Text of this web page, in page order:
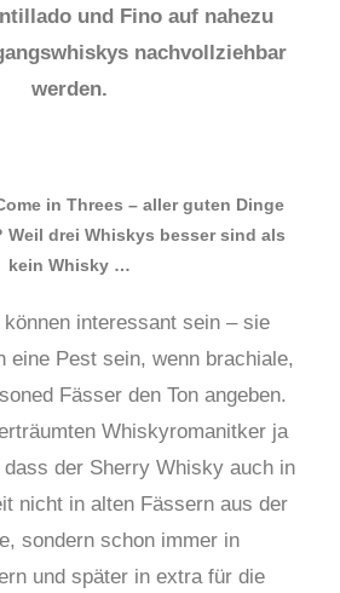
und Fino auf nahezu
nachvollziehbar
werden.
in Threes – aller guten Dinge
Weil drei Whiskys besser sind als
kein Whisky …
können interessant sein – sie
eine Pest sein, wenn brachiale,
Fässer den Ton angeben.
Whiskyromanitker ja
der Sherry Whisky auch in
nicht in alten Fässern aus der
sondern schon immer in
und später in extra für die